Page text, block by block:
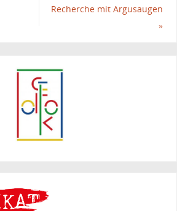
Recherche mit Argusaugen
»